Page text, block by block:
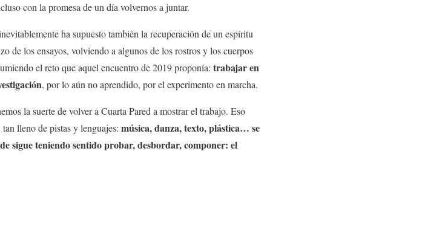
con la promesa de un día volvernos a juntar.
ha supuesto también la recuperación de un espíritu
de los ensayos, volviendo a algunos de los rostros y los cuerpos
el reto que aquel encuentro de 2019 proponía: trabajar en
, por lo aún no aprendido, por el experimento en marcha.
la suerte de volver a Cuarta Pared a mostrar el trabajo. Eso
lleno de pistas y lenguajes: música, danza, texto, plástica… se
sigue teniendo sentido probar, desbordar, componer: el